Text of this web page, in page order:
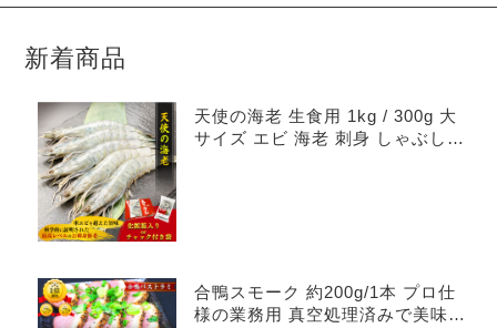
品
商
新着商品
天使の海老 生食用 1kg / 300g 大
サイズ エビ 海老 刺身 しゃぶしゃ
合鴨スモーク 約200g/1本 プロ仕
様の業務用 真空処理済みで美味し